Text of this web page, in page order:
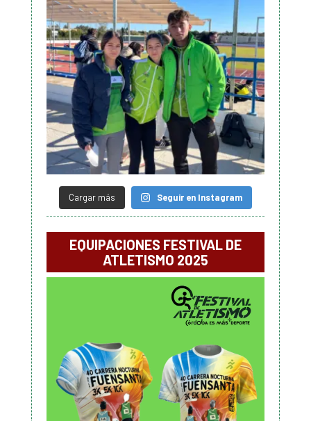
Cargar más Seguir en Instagram
EQUIPACIONES FESTIVAL DE
ATLETISMO 2025